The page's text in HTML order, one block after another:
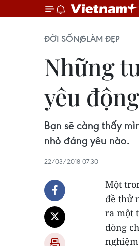
ĐỜI SỐNGLÀM ĐẸP
Những
yêu
Bạn sẽ càng thấy
nhỏ đáng yêu nào.
22/03/2018 07:30
Một
đề thử
ra một
dòng